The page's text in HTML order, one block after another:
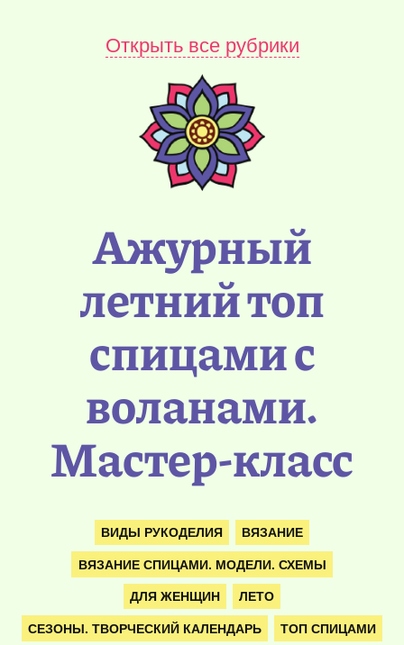
Открыть все рубрики
Ажурный
летний топ
спицами с
воланами.
Мастер-класс
ВИДЫ РУКОДЕЛИЯ ВЯЗАНИЕ
ВЯЗАНИЕ СПИЦАМИ. МОДЕЛИ. СХЕМЫ
ДЛЯ ЖЕНЩИН ЛЕТО
СЕЗОНЫ. ТВОРЧЕСКИЙ КАЛЕНДАРЬ ТОП СПИЦАМИ